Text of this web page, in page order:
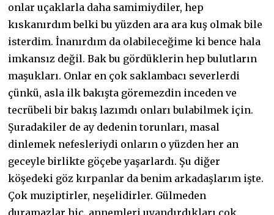
onlar uçaklarla daha samimiydiler, hep
kıskanırdım belki bu yüzden ara ara kuş olmak bile
isterdim. İnanırdım da olabileceğime ki bence hala
imkansız değil. Bak bu gördüklerin hep bulutların
maşukları. Onlar en çok saklambacı severlerdi
çünkü, asla ilk bakışta göremezdin inceden ve
tecrübeli bir bakış lazımdı onları bulabilmek için.
Şuradakiler de ay dedenin torunları, masal
dinlemek nefesleriydi onların o yüzden her an
geceyle birlikte göçebe yaşarlardı. Şu diğer
köşedeki göz kırpanlar da benim arkadaşlarım işte.
Çok muziptirler, neşelidirler. Gülmeden
duramazlar hiç, annemleri uyandırdıkları çok